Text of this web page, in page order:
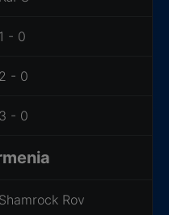
1 - 0
2 - 0
3 - 0
Shamrock Rov